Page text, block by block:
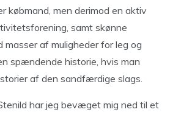
købmand, men derimod en aktiv
samt skønne
af muligheder for leg og
spændende historie, hvis man
af den sandfærdige slags.
har jeg bevæget mig ned til et